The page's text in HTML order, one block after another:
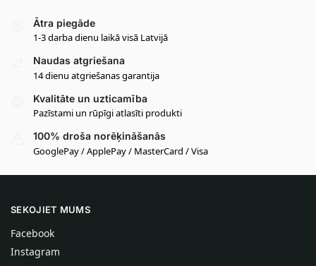
Ātra piegāde
1-3 darba dienu laikā visā Latvijā
Naudas atgriešana
14 dienu atgriešanas garantija
Kvalitāte un uzticamība
Pazīstami un rūpīgi atlasīti produkti
100% droša norēķināšanās
GooglePay / ApplePay / MasterCard / Visa
SEKOJIET MUMS
Facebook
Instagram